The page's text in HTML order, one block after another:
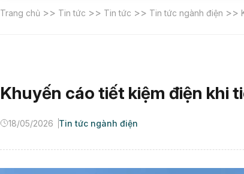
Trang chủ >> Tin tức >> Tin tức >> Tin tức ngành điện >>
Khuyến cáo tiết kiệm điện khi
18/05/2026 Tin tức ngành điện